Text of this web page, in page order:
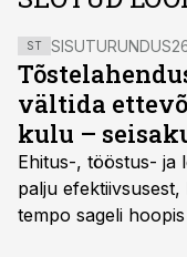
ST SISUTURUNDUS
vältida
kulu –
Ehitus-, tööstus- ja
palju
tempo sageli